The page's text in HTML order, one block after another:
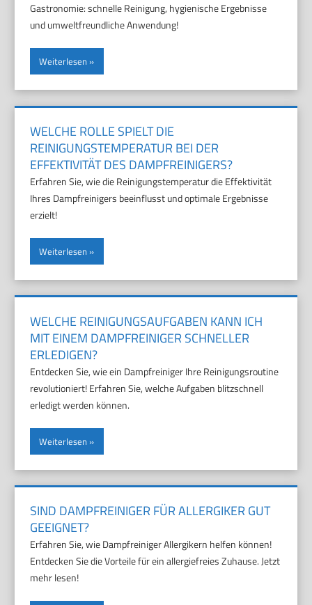
Gastronomie: schnelle Reinigung, hygienische Ergebnisse
und umweltfreundliche Anwendung!
Weiterlesen
WELCHE ROLLE SPIELT DIE
REINIGUNGSTEMPERATUR BEI DER
EFFEKTIVITÄT DES DAMPFREINIGERS?
Erfahren Sie, wie die Reinigungstemperatur die Effektivität
Ihres Dampfreinigers beeinflusst und optimale Ergebnisse
erzielt!
Weiterlesen
WELCHE REINIGUNGSAUFGABEN KANN ICH
MIT EINEM DAMPFREINIGER SCHNELLER
ERLEDIGEN?
Entdecken Sie, wie ein Dampfreiniger Ihre Reinigungsroutine
revolutioniert! Erfahren Sie, welche Aufgaben blitzschnell
erledigt werden können.
Weiterlesen
SIND DAMPFREINIGER FÜR ALLERGIKER GUT
GEEIGNET?
Erfahren Sie, wie Dampfreiniger Allergikern helfen können!
Entdecken Sie die Vorteile für ein allergiefreies Zuhause. Jetzt
mehr lesen!